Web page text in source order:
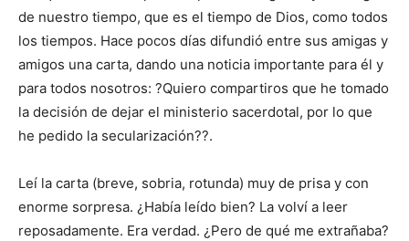
de nuestro tiempo, que es el tiempo de Dios, como todos
los tiempos. Hace pocos días difundió entre sus amigas y
amigos una carta, dando una noticia importante para él y
para todos nosotros: ?Quiero compartiros que he tomado
la decisión de dejar el ministerio sacerdotal, por lo que
he pedido la secularización??.
Leí la carta (breve, sobria, rotunda) muy de prisa y con
enorme sorpresa. ¿Había leído bien? La volví a leer
reposadamente. Era verdad. ¿Pero de qué me extrañaba?